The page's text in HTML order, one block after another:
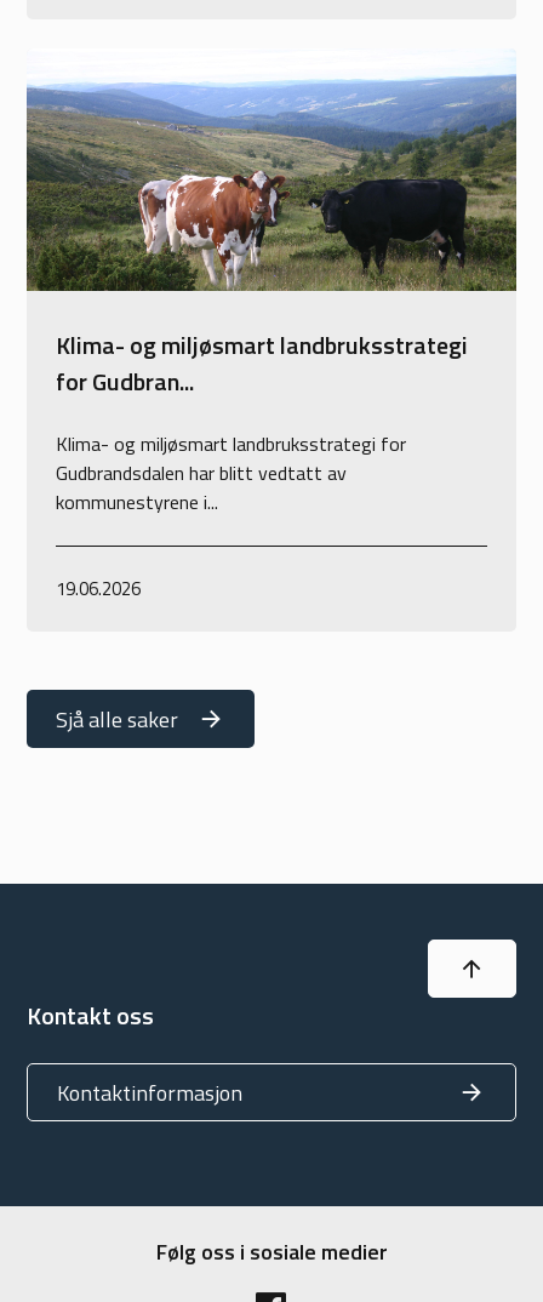
19.06.2026
Klima- og miljøsmart landbruksstrategi
for Gudbran...
Klima- og miljøsmart landbruksstrategi for
Gudbrandsdalen har blitt vedtatt av
kommunestyrene i...
Sjå alle saker
Kontakt oss
Kontaktinformasjon
Til
Følg oss i sosiale medier